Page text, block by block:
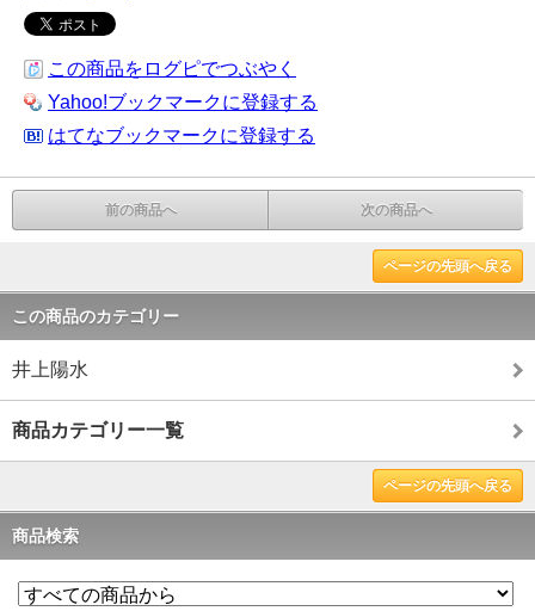
この商品をログピでつぶやく
Yahoo!ブックマークに登録する
はてなブックマークに登録する
前の商品へ 次の商品へ
ページの先頭へ戻る
この商品のカテゴリー
井上陽水
商品カテゴリー一覧
ページの先頭へ戻る
商品検索